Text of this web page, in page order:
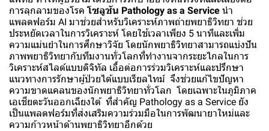
การลุกลามของโรค โซลูชัน Pathology as a Service นำ
แพลตฟอร์ม AI มาช่วยสำหรับวิเคราะห์ภาพถ่ายพยาธิวิทยา ช่วย
ประหยัดเวลาในการวิเคราะห์ โดยใช้เวลาเพียง 5 นาทีและเพิ่ม
ความแม่นยำในการศึกษาวิจัย โดยนักพยาธิวิทยาสามารถแบ่งปัน
ภาพพยาธิวิทยากับทีมงานทั่วโลกที่ทำงานจากระยะไกลในการ
วิเคราะห์สไลด์แบบดิจิทัล เอื้อต่อการร่วมวิเคราะห์และปรึกษา
แนวทางการรักษาผู้ป่วยได้แบบเรียลไทม์ จึงช่วยแก้ไขปัญหา
ความขาดแคลนของนักพยาธิวิทยาทั่วโลก โดยเฉพาะในภูมิภาค
เอเชียตะวันออกเฉียงใต้ ที่สำคัญ Pathology as a Service ยัง
เป็นแพลตฟอร์มที่ส่งเสริมความร่วมมือในการพัฒนายาใหม่และ
ความก้าวหน้าด้านพยาธิวิทยาอีกด้วย